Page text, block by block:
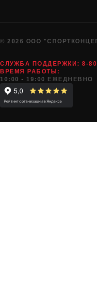
© 2026 ООО
СЛУЖБА ПОДДЕРЖКИ: 8-
ВРЕМЯ РАБОТЫ:
10:00 - 19:00 ЕЖЕДНЕВНО